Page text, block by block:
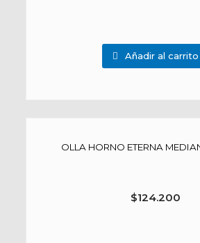
Añadir al carrito
OLLA HORNO ETERNA
$124.200